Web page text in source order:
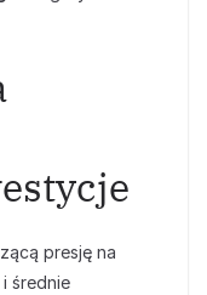
presję na
i średnie